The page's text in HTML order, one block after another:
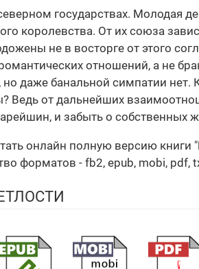
государствах. Молодая
королевства. От их союза
не в восторге от этого
отношений, а не
но даже банальной симпатии
Ведь от дальнейших
и забыть о
онлайн полную версию
форматов - fb2, epub, mobi, pdf,